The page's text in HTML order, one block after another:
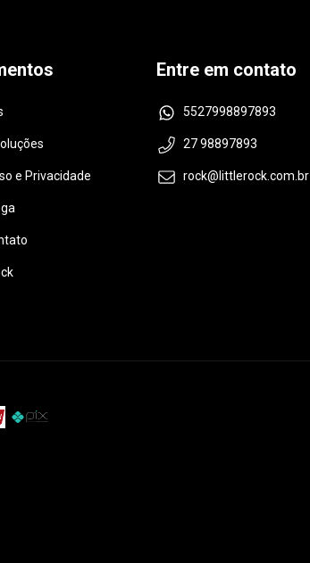
e Privacidade
Entre em contato
5527998897893
27 98897893
rock@littlerock.com.br